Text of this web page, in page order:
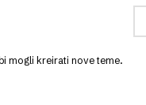
mogli kreirati nove teme.